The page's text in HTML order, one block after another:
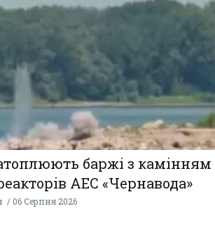
баржі з
АЕС «Чернавода»
06 Серпня 2026